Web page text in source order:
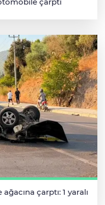
çarptı
çarptı: 1 yaralı